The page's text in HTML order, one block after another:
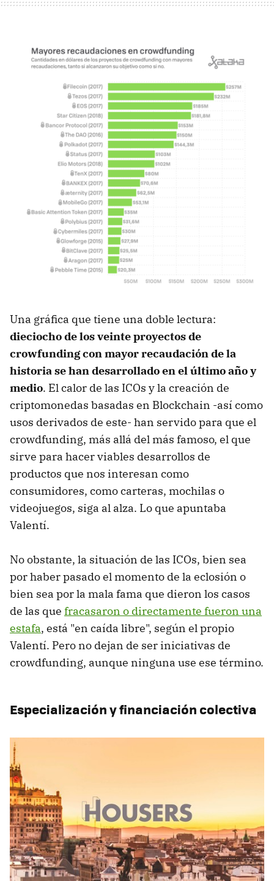
Una gráfica que tiene una doble lectura:
dieciocho de los veinte proyectos de
crowfunding con mayor recaudación de la
historia se han desarrollado en el último año y
medio. El calor de las ICOs y la creación de
criptomonedas basadas en Blockchain -así como
usos derivados de este- han servido para que el
crowdfunding, más allá del más famoso, el que
sirve para hacer viables desarrollos de
productos que nos interesan como
consumidores, como carteras, mochilas o
videojuegos, siga al alza. Lo que apuntaba
Valentí.
No obstante, la situación de las ICOs, bien sea
por haber pasado el momento de la eclosión o
bien sea por la mala fama que dieron los casos
de las que fracasaron o directamente fueron una
estafa, está "en caída libre", según el propio
Valentí. Pero no dejan de ser iniciativas de
crowdfunding, aunque ninguna use ese término.
Especialización y financiación colectiva